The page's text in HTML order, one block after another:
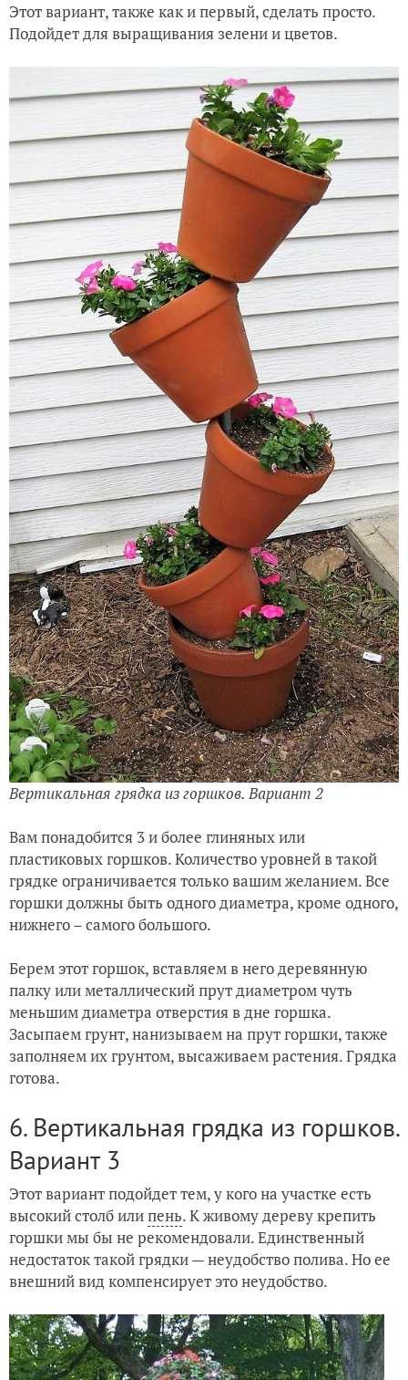
Этот вариант, также как и первый, сделать просто.
Подойдет для выращивания зелени и цветов.
Вертикальная грядка из горшков. Вариант 2
Вам понадобится 3 и более глиняных или
пластиковых горшков. Количество уровней в такой
грядке ограничивается только вашим желанием. Все
горшки должны быть одного диаметра, кроме одного,
нижнего – самого большого.
Берем этот горшок, вставляем в него деревянную
палку или металлический прут диаметром чуть
меньшим диаметра отверстия в дне горшка.
Засыпаем грунт, нанизываем на прут горшки, также
заполняем их грунтом, высаживаем растения. Грядка
готова.
6. Вертикальная грядка из горшков.
Вариант 3
Этот вариант подойдет тем, у кого на участке есть
высокий столб илипень. К живому дереву крепить
горшки мы бы не рекомендовали. Единственный
недостаток такой грядки — неудобство полива. Но ее
внешний вид компенсирует это неудобство.